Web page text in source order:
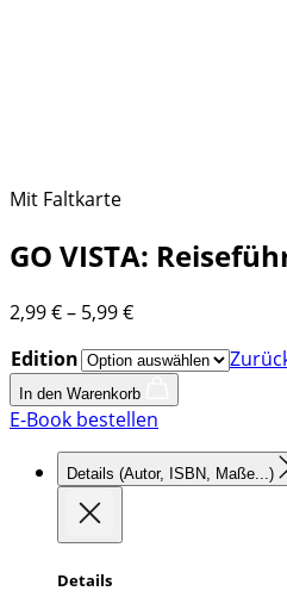
Mit Faltkarte
GO VISTA:
2,99€– 5,99€Preisspanne:
bis
5,99 €
Edition
In den Warenkorb
E-Book bestellen
Details (Autor, ISBN, Maße...)
Details